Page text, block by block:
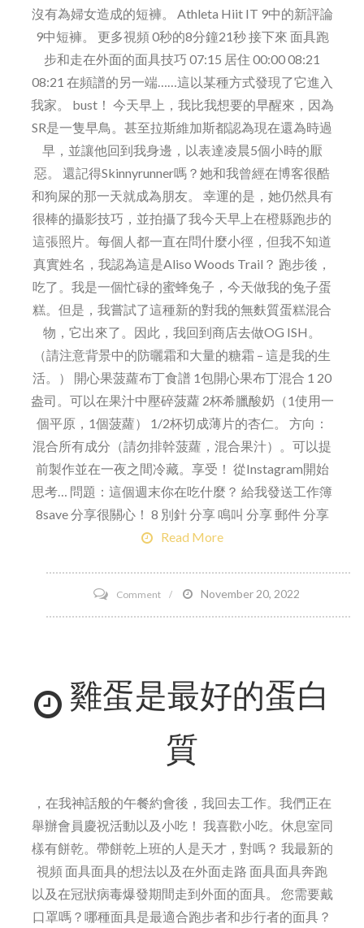
會
沒有為婦女造成的短褲。 Athleta Hiit IT 9中的新評論
9中短褲。 更多視頻 0秒的8分鐘21秒 接下來 面具跑
步和走在外面的面具技巧 07:15 居住 00:00 08:21
08:21 在頻譜的另一端……這以某種方式發現了它進入
我家。 bust！ 今天早上，我比我想要的早醒來，因為
SR是一隻早鳥。甚至拉斯維加斯都認為現在還為時過
早，並讓他回到我身邊，以表達凌晨5個小時的厭
惡。 還記得Skinnyrunner嗎？她和我曾經在博客很酷
和狗屎的那一天就成為朋友。 幸運的是，她仍然具有
很棒的攝影技巧，並拍攝了我今天早上在橙縣跑步的
這張照片。每個人都一直在問什麼小徑，但我不知道
真實姓名，我認為這是Aliso Woods Trail？ 跑步後，
吃了。我是一個忙碌的蜜蜂兔子，今天做我的兔子蛋
糕。但是，我嘗試了這種新的對我的無麩質蛋糕混合
物，它出來了。因此，我回到商店去做OG ISH。
（請注意背景中的防曬霜和大量的糖霜 – 這是我的生
活。） 開心果菠蘿布丁食譜 1包開心果布丁混合 1 20
盎司。可以在果汁中壓碎菠蘿 2杯希臘酸奶（1使用一
個平原，1個菠蘿） 1/2杯切成薄片的杏仁。 方向：
混合所有成分（請勿排幹菠蘿，混合果汁）。可以提
前製作並在一夜之間冷藏。享受！ 從Instagram開始
思考… 問題：這個週末你在吃什麼？ 給我發送工作簿
8save 分享很關心！ 8 別針 分享 鳴叫 分享 郵件 分享
Read More
Commenton
開
菠
蘿
丁
譜
November 20, 2022
雞蛋是最好的蛋白
質
，在我神話般的午餐約會後，我回去工作。我們正在
舉辦會員慶祝活動以及小吃！ 我喜歡小吃。休息室同
樣有餅乾。帶餅乾上班的人是天才，對嗎？ 我最新的
視頻 面具面具的想法以及在外面走路 面具面具奔跑
以及在冠狀病毒爆發期間走到外面的面具。 您需要戴
口罩嗎？哪種面具是最適合跑步者和步行者的面具？